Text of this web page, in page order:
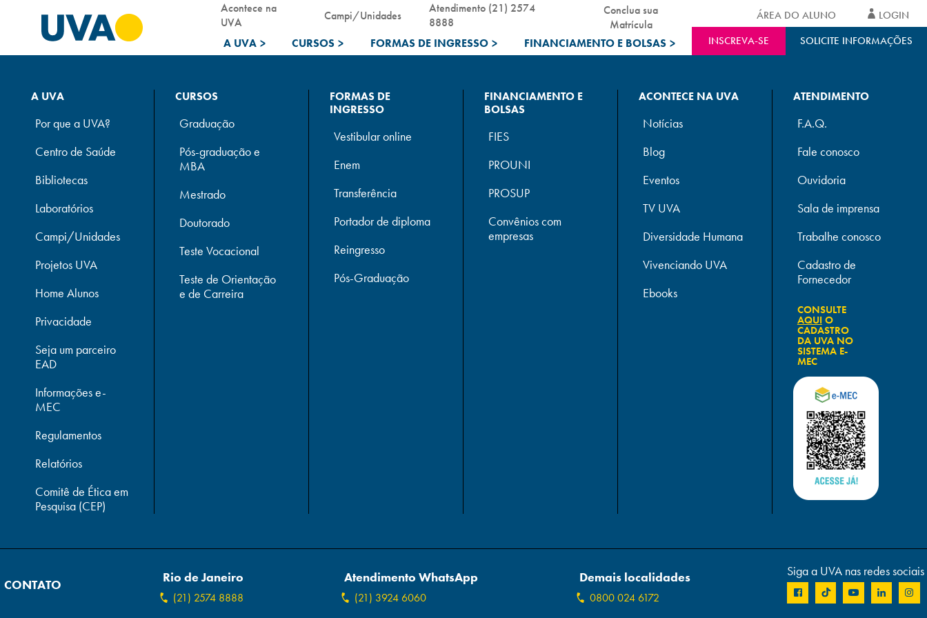
A UVA > CURSOS > FORMAS DE INGRESSO > FINANCIAMENTO E BOLSAS >
Acontece na
UVA
Campi/Unidades
Atendimento (21) 2574
8888
Conclua sua
Matrícula
INSCREVA-SE SOLICITE INFORMAÇÕES
ÁREA DO ALUNO LOGIN
A UVA
Por que a UVA?
Centro de Saúde
Bibliotecas
Laboratórios
Campi/Unidades
Projetos UVA
Home Alunos
Privacidade
Seja um parceiro
EAD
Informações e-
MEC
Regulamentos
Relatórios
Comitê de Ética em
Pesquisa (CEP)
CURSOS
Graduação
Pós-graduação e
MBA
Mestrado
Doutorado
Teste Vocacional
Teste de Orientação
e de Carreira
FORMAS DE
INGRESSO
Vestibular online
Enem
Transferência
Portador de diploma
Reingresso
Pós-Graduação
FINANCIAMENTO E
BOLSAS
FIES
PROUNI
PROSUP
Convênios com
empresas
ACONTECE NA UVA
Notícias
Blog
Eventos
TV UVA
Diversidade Humana
Vivenciando UVA
Ebooks
ATENDIMENTO
F.A.Q.
Fale conosco
Ouvidoria
Sala de imprensa
Trabalhe conosco
Cadastro de
Fornecedor
CONSULTE
AQUIO
CADASTRO
DA UVA NO
SISTEMA E-
MEC
CONTATO Rio de Janeiro
(21) 2574 8888
Atendimento WhatsApp
(21) 3924 6060
Demais localidades
0800 024 6172
Siga a UVA nas redes sociais